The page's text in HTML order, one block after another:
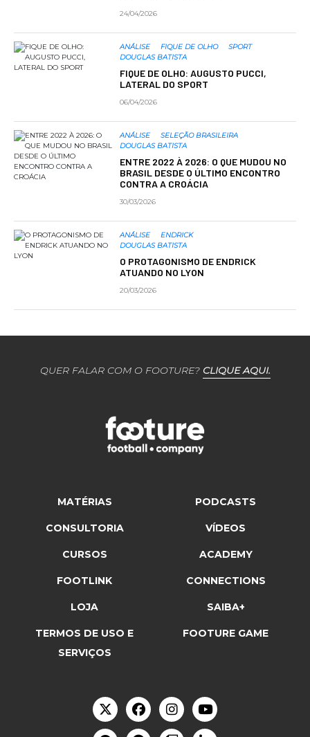
24/04/2026
ANÁLISE FIQUE DE OLHO
SPORT
DOUGLAS BATISTA
FIQUE DE OLHO: AUGUSTO PUCCI,
LATERAL DO SPORT
06/04/2026
ANÁLISE
SELEÇÃO BRASILEIRA
DOUGLAS BATISTA
ENTRE 2022 À 2026: O QUE MUDOU NO
BRASIL DESDE O ÚLTIMO ENCONTRO
CONTRA A CROÁCIA
30/03/2026
ANÁLISE
ENDRICK
DOUGLAS BATISTA
O PROTAGONISMO DE ENDRICK
ATUANDO NO LYON
20/03/2026
QUER FALAR COM O FOOTURE? CLIQUE AQUI.
MATÉRIAS PODCASTS
CONSULTORIA VÍDEOS
CURSOS ACADEMY
FOOTLINK CONNECTIONS
LOJA SAIBA+
TERMOS DE USO E
SERVIÇOS
FOOTURE GAME